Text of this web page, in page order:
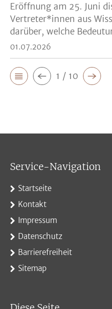
Eröffnung am 25. Juni
Vertreter*innen aus
darüber, welche
01.07.2026
1 / 10
Service-Navigation
Startseite
Kontakt
Impressum
Datenschutz
Barrierefreiheit
Sitemap